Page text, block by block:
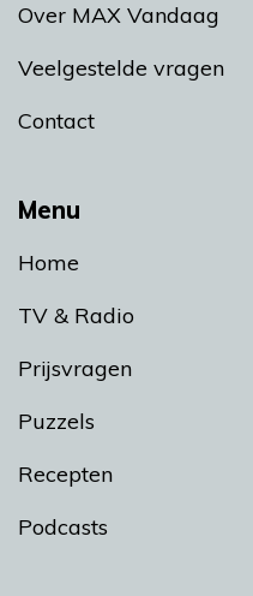
Menu
Home
TV & Radio
Prijsvragen
Puzzels
Recepten
Podcasts
Over MAX Vandaag
Veelgestelde vragen
Contact